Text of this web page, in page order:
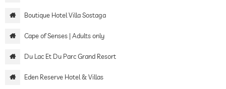
Boutique Hotel Villa Sostaga
Cape of Senses | Adults only
Du Lac Et Du Parc Grand Resort
Eden Reserve Hotel & Villas